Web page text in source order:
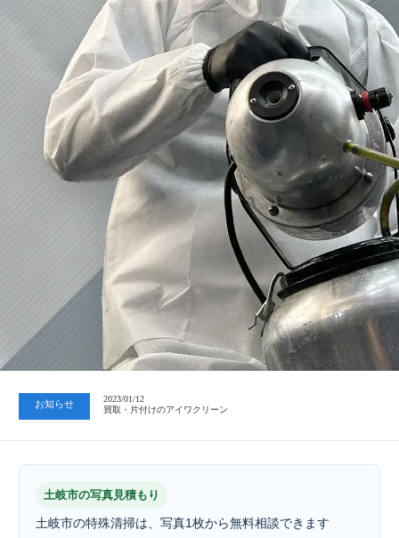
お知らせ
2023/01/12
買取・片付けのアイワクリーン
2023/07/24
中日新聞 岐阜版「空き家対策SOS」コーナーに掲載いただきまし…
2023/01/12
買取・片付けのアイワクリーン
中日新聞 岐阜版「空き家対策SOS」コーナーに掲載いただきまし…
土岐市の写真見積もり
土岐市の特殊清掃は、写真1枚から無料相談できます